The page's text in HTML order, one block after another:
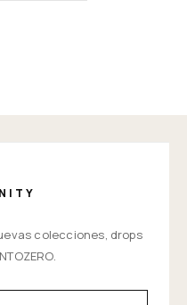
colecciones, drops